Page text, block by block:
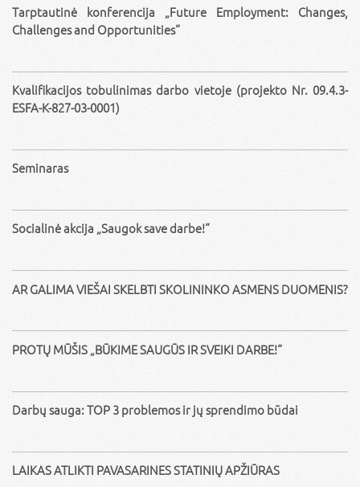
Tarptautinė konferencija „Future Employment: Changes,
Challenges and Opportunities“
Kvalifikacijos tobulinimas darbo vietoje (projekto Nr. 09.4.3-
ESFA-K-827-03-0001)
Seminaras
Socialinė akcija „Saugok save darbe!“
AR GALIMA VIEŠAI SKELBTI SKOLININKO ASMENS DUOMENIS?
PROTŲ MŪŠIS „BŪKIME SAUGŪS IR SVEIKI DARBE!“
Darbų sauga: TOP 3 problemos ir jų sprendimo būdai
LAIKAS ATLIKTI PAVASARINES STATINIŲ APŽIŪRAS